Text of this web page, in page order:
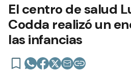
El centro de salud
Codda realizó un
las infancias